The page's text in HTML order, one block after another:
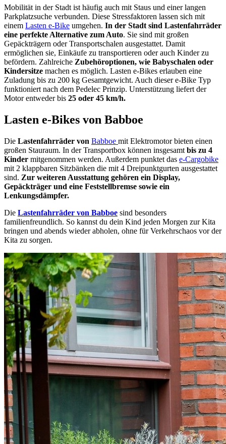
Mobilität in der Stadt ist häufig auch mit Staus und einer langen
Parkplatzsuche verbunden. Diese Stressfaktoren lassen sich mit
einem Lasten e-Bike umgehen. In der Stadt sind Lastenfahrräder
eine perfekte Alternative zum Auto. Sie sind mit großen
Gepäckträgern oder Transportschalen ausgestattet. Damit
ermöglichen sie, Einkäufe zu transportieren oder auch Kinder zu
befördern. Zahlreiche Zubehöroptionen, wie Babyschalen oder
Kindersitze machen es möglich. Lasten e-Bikes erlauben eine
Zuladung bis zu 200 kg Gesamtgewicht. Auch dieser e-Bike Typ
funktioniert nach dem Pedelec Prinzip. Unterstützung liefert der
Motor entweder bis 25 oder 45 km/h.
Lasten e-Bikes von Babboe
Die Lastenfahrräder von Babboe mit Elektromotor bieten einen
großen Stauraum. In der Transportbox können insgesamt bis zu 4
Kinder mitgenommen werden. Außerdem punktet das e-Cargobike
mit 2 klappbaren Sitzbänken die mit 4 Dreipunktgurten ausgestattet
sind. Zur weiteren Ausstattung gehören ein Display,
Gepäckträger und eine Feststellbremse sowie ein
Lenkungsdämpfer.
Die Lastenfahrräder von Babboe sind besonders
familienfreundlich. So kannst du dein Kind jeden Morgen zur Kita
bringen und abends wieder abholen, ohne für Verkehrschaos vor der
Kita zu sorgen.